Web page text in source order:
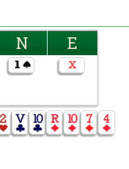
N E